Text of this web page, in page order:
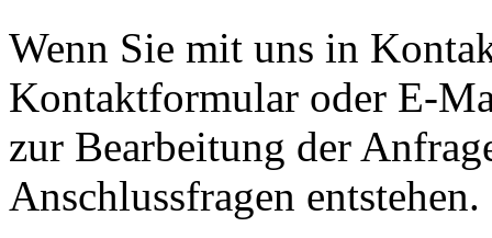
Wenn Sie mit uns in
Kontaktformular oder E-
zur Bearbeitung der
Anschlussfragen entstehen.